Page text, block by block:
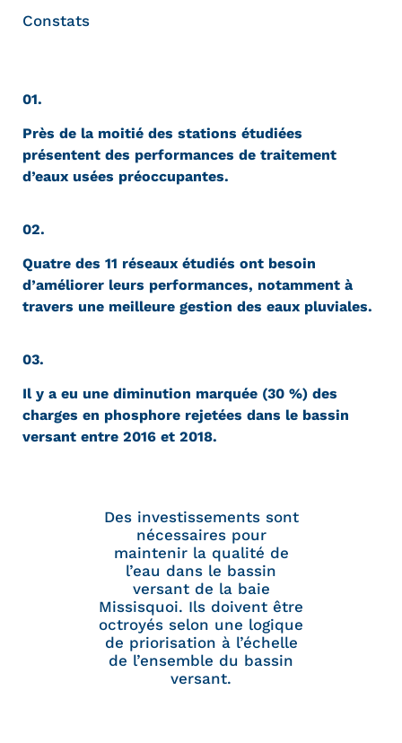
Constats
01.
Près de la moitié des stations étudiées
présentent des performances de traitement
d’eaux usées préoccupantes.
02.
Quatre des 11 réseaux étudiés ont besoin
d’améliorer leurs performances, notamment à
travers une meilleure gestion des eaux pluviales.
03.
Il y a eu une diminution marquée (30 %) des
charges en phosphore rejetées dans le bassin
versant entre 2016 et 2018.
Des investissements sont
nécessaires pour
maintenir la qualité de
l’eau dans le bassin
versant de la baie
Missisquoi. Ils doivent être
octroyés selon une logique
de priorisation à l’échelle
de l’ensemble du bassin
versant.